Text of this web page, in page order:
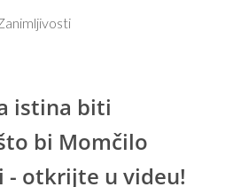
istina biti
bi Momčilo
- otkrijte u videu!